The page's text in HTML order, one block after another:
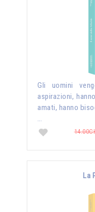
Gli uomini
aspirazioni,
amati, hanno
…
La